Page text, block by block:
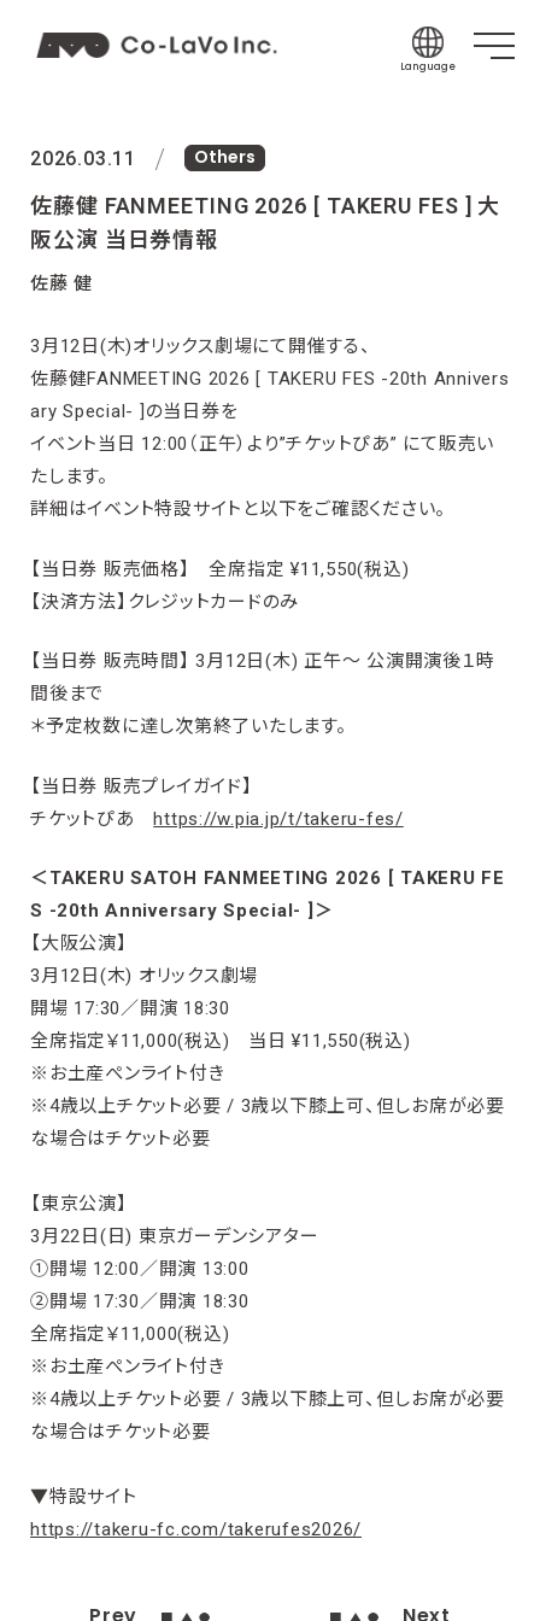
Language
Korean
2026.03.11 Others
佐藤健 FANMEETING 2026 [ TAKERU FES ] 大
阪公演 当日券情報
佐藤 健
3月12日(木)オリックス劇場にて開催する、
佐藤健FANMEETING 2026 [ TAKERU FES -20th Annivers
ary Special- ]の当日券を
イベント当日 12:00（正午）より”チケットぴあ” にて販売い
たします。
詳細はイベント特設サイトと以下をご確認ください。
【当日券 販売価格】 全席指定 ¥11,550(税込)
【決済方法】クレジットカードのみ
【当日券 販売時間】 3月12日(木) 正午〜 公演開演後１時
間後まで
＊予定枚数に達し次第終了いたします。
【当日券 販売プレイガイド】
チケットぴあhttps://w.pia.jp/t/takeru-fes/
＜TAKERU SATOH FANMEETING 2026 [ TAKERU FE
S -20th Anniversary Special- ]＞
【大阪公演】
3月12日(木) オリックス劇場
開場 17:30／開演 18:30
全席指定￥11,000(税込) 当日 ¥11,550(税込)
※お土産ぺンライト付き
※4歳以上チケット必要 / 3歳以下膝上可、但しお席が必要
な場合はチケット必要
【東京公演】
3月22日(日) 東京ガーデンシアター
①開場 12:00／開演 13:00
②開場 17:30／開演 18:30
全席指定￥11,000(税込)
※お土産ぺンライト付き
※4歳以上チケット必要 / 3歳以下膝上可、但しお席が必要
な場合はチケット必要
▼特設サイト
https://takeru-fc.com/takerufes2026/